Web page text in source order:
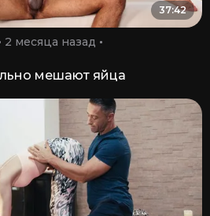
37:42
2 месяца назад
мешают яйца